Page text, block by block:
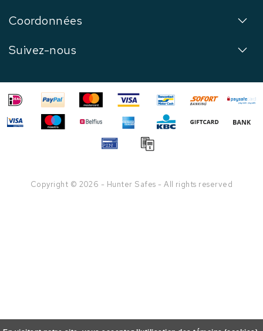
Coordonnées
Suivez-nous
Copyright © 2026 - Hunter Safes - All rights reserved